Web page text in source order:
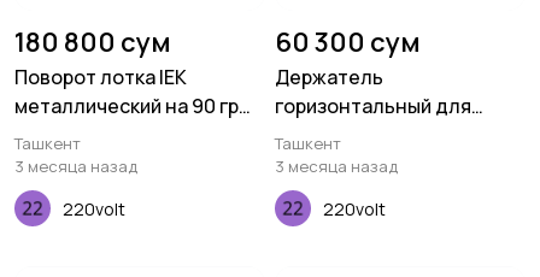
180 800 сум
Поворот лотка IEK
металлический на 90 гр
50х200
Ташкент
3 месяца назад
220volt
60 300 сум
Держатель
горизонтальный для
лотка IEK VH400
Ташкент
3 месяца назад
220volt